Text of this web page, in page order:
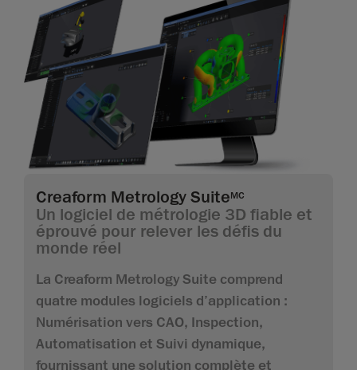
Creaform Metrology SuiteMC
Un logiciel de métrologie 3D fiable et
éprouvé pour relever les défis du
monde réel
La Creaform Metrology Suite comprend
quatre modules logiciels d’application :
Numérisation vers CAO, Inspection,
Automatisation et Suivi dynamique,
fournissant une solution complète et